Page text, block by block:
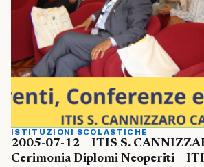
ISTITUZIONI SCOLASTICHE
2005-07-12 – ITIS S.
Cerimonia Diplomi Neoperiti –